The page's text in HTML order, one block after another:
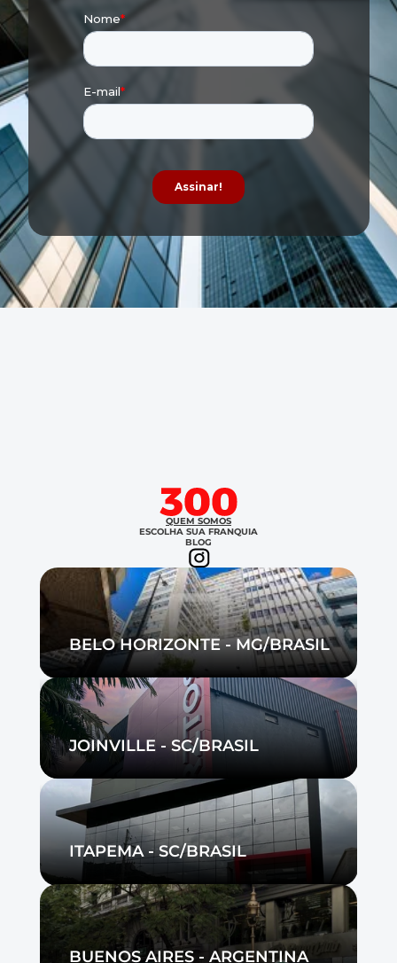
QUEM SOMOS
ESCOLHA SUA FRANQUIA
BLOG
BELO HORIZONTE - MG/BRASIL
JOINVILLE - SC/BRASIL
ITAPEMA - SC/BRASIL
BUENOS AIRES - ARGENTINA